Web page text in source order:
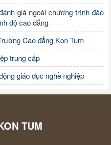
giá ngoài chương trình đào
độ cao đẳng
Cao đẳng Kon Tum
trung cấp
giáo dục nghề nghiệp
TUM